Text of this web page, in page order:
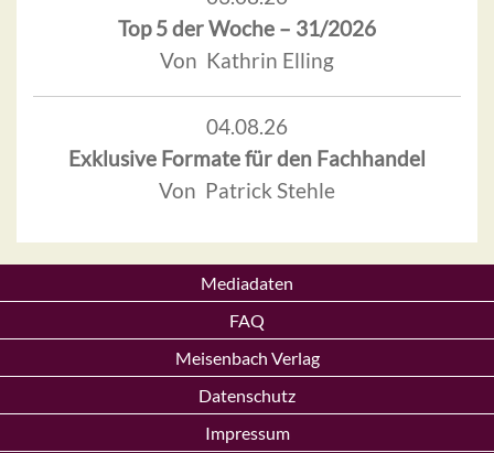
Top 5 der Woche – 31/2026
Von Kathrin Elling
04.08.26
Exklusive Formate für den Fachhandel
Von Patrick Stehle
Mediadaten
FAQ
Meisenbach Verlag
Datenschutz
Impressum